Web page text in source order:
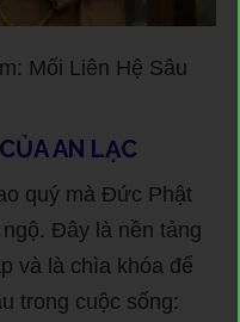
Mối Liên Hệ Sâu
AN LẠC
quý mà Đức Phật
Đây là nền tảng
và là chìa khóa để
trong cuộc sống: